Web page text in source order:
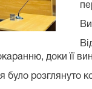
доки її
розглянуто